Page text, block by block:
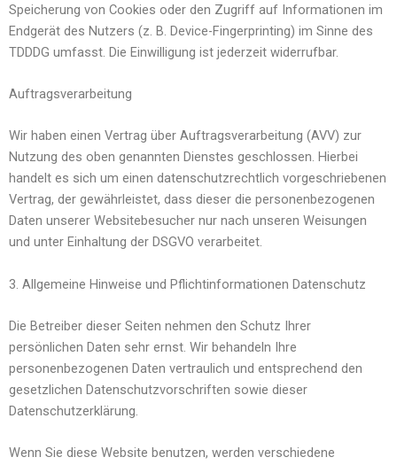
Speicherung von Cookies oder den Zugriff auf Informationen im
Endgerät des Nutzers (z. B. Device-Fingerprinting) im Sinne des
TDDDG umfasst. Die Einwilligung ist jederzeit widerrufbar.
Auftragsverarbeitung
Wir haben einen Vertrag über Auftragsverarbeitung (AVV) zur
Nutzung des oben genannten Dienstes geschlossen. Hierbei
handelt es sich um einen datenschutzrechtlich vorgeschriebenen
Vertrag, der gewährleistet, dass dieser die personenbezogenen
Daten unserer Websitebesucher nur nach unseren Weisungen
und unter Einhaltung der DSGVO verarbeitet.
3. Allgemeine Hinweise und Pflichtinformationen Datenschutz
Die Betreiber dieser Seiten nehmen den Schutz Ihrer
persönlichen Daten sehr ernst. Wir behandeln Ihre
personenbezogenen Daten vertraulich und entsprechend den
gesetzlichen Datenschutzvorschriften sowie dieser
Datenschutzerklärung.
Wenn Sie diese Website benutzen, werden verschiedene